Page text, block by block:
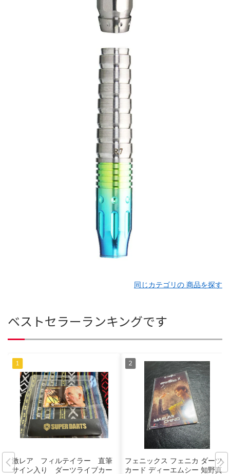
同じカテゴリの 商品を探す
ベストセラーランキングです
激レア フィルテイラー 直筆
サイン入り ダーツライブカー
フェニックス フェニカ ダーツ
カード ディーエムシー 知野真澄